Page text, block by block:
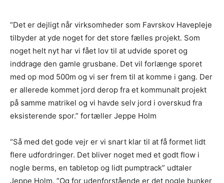
“Det er dejligt når virksomheder som Favrskov Havepleje
tilbyder at yde noget for det store fælles projekt. Som
noget helt nyt har vi fået lov til at udvide sporet og
inddrage den gamle grusbane. Det vil forlænge sporet
med op mod 500m og vi ser frem til at komme i gang. Der
er allerede kommet jord derop fra et kommunalt projekt
på samme matrikel og vi havde selv jord i overskud fra
eksisterende spor.” fortæller Jeppe Holm
“Så med det gode vejr er vi snart klar til at få formet lidt
flere udfordringer. Det bliver noget med et godt flow i
nogle berms, en tabletop og lidt pumptrack” udtaler
Jeppe Holm. ”Og for udenforstående er det nogle bunker